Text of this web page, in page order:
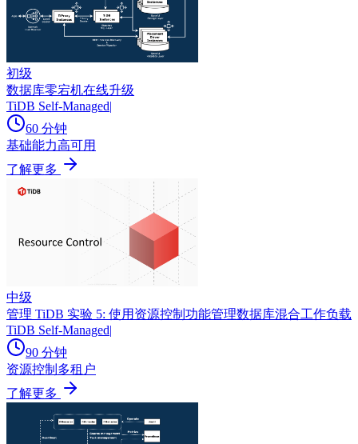
初级
数据库零宕机在线升级
TiDB Self-Managed
60 分钟
基础能力高可用
了解更多
中级
管理 TiDB 实验 5: 使用资源控制功能管理数据库混合工作负载
TiDB Self-Managed
90 分钟
资源控制 多租户
了解更多